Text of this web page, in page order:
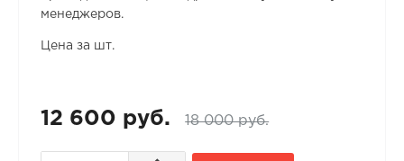
менеджеров.
Цена за шт.
12 600 руб. 18 000 руб.